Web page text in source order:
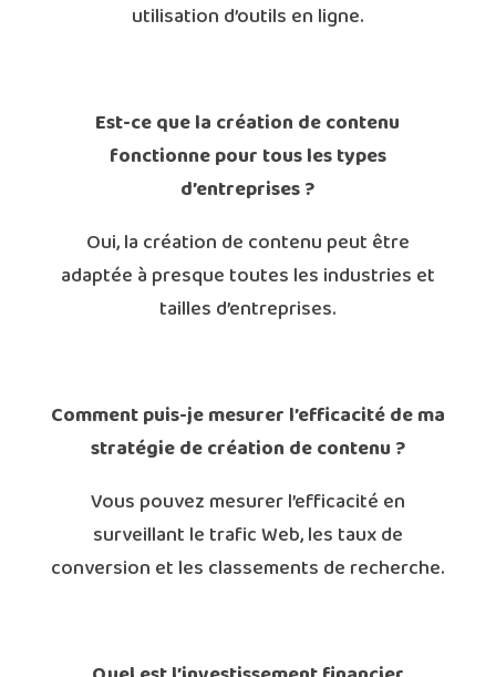
utilisation d’outils en ligne.
Est-ce que la création de contenu
fonctionne pour tous les types
d’entreprises ?
Oui, la création de contenu peut être
adaptée à presque toutes les industries et
tailles d’entreprises.
Comment puis-je mesurer l’efficacité de ma
stratégie de création de contenu ?
Vous pouvez mesurer l’efficacité en
surveillant le trafic Web, les taux de
conversion et les classements de recherche.